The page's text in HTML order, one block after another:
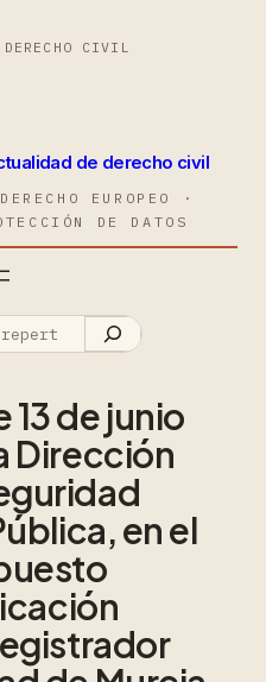
CIVIL
de derecho civil
EUROPEO ·
DE DATOS
13 de junio
Dirección
en el